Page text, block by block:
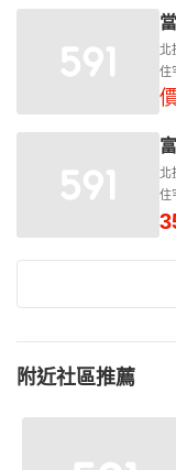
北
住
北
住
附近社區推薦